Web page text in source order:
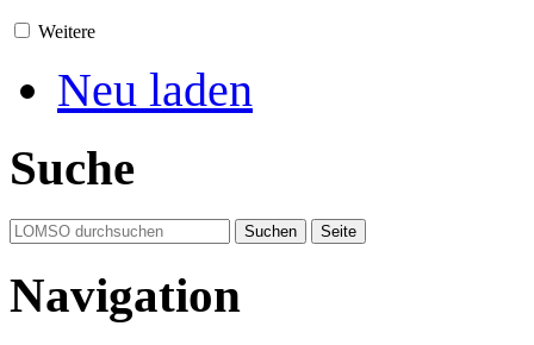
Weitere
Neu laden
Suche
Navigation